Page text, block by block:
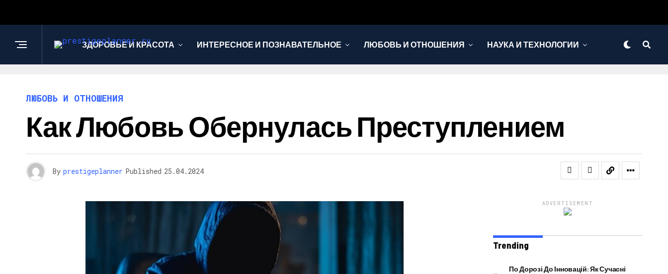
ЗДОРОВЬЕ И КРАСОТА ИНТЕРЕСНОЕ И ПОЗНАВАТЕЛЬНОЕ ЛЮБОВЬ И ОТНОШЕНИЯ НАУКА И ТЕХНОЛОГИИ
ЛЮБОВЬ И ОТНОШЕНИЯ
Как Любовь Обернулась Преступлением
By prestigeplanner Published 25.04.2024
ADVERTISEMENT
Trending
По Дорозі До Інновацій: Як Сучасні